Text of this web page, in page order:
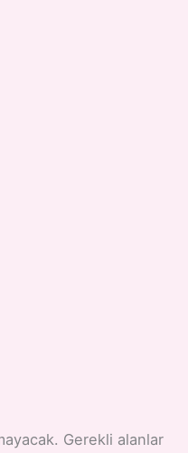
Gerekli alanlar